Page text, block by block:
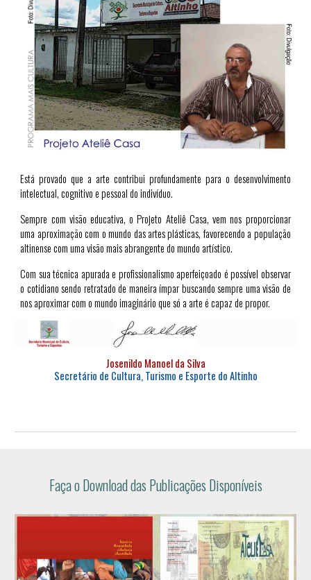
Está provado que a arte contribui profundamente para o desenvolvimento
intelectual, cognitivo e pessoal do indivíduo.
Sempre com visão educativa, o Projeto Ateliê Casa, vem nos proporcionar
uma aproximação com o mundo das artes plásticas, favorecendo a população
altinense com uma visão mais abrangente do mundo artístico.
Com sua técnica apurada e profissionalismo aperfeiçoado é possível observar
o cotidiano sendo retratado de maneira ímpar buscando sempre uma visão de
nos aproximar com o mundo imaginário que só a arte é capaz de propor.
Josenildo Manoel da Silva
Secretário de Cultura, Turismo e Esporte do Altinho
Faça o Download das Publicações Disponíveis